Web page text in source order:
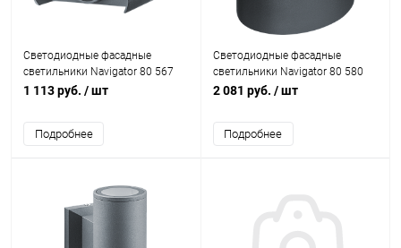
Светодиодные фасадные
светильники Navigator 80 567
NOF-D-W-005-04 2x1W 4000K
1 113 руб. / шт
Подробнее
Светодиодные фасадные
светильники Navigator 80 580
NOF-D-W-008-03 2x5W 4000K
2 081 руб. / шт
Подробнее